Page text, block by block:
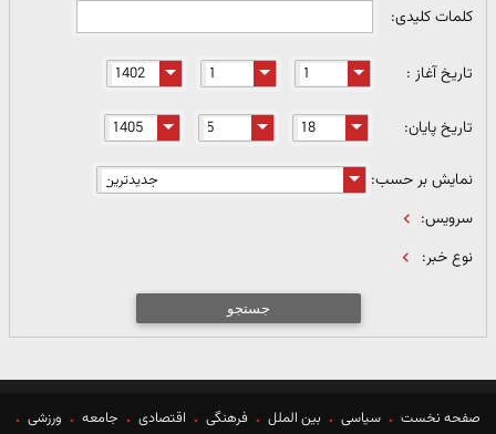
کلمات کلیدی:
تاریخ آغاز :
تاریخ پایان:
نمایش بر حسب:
سرویس:
نوع خبر:
جستجو
صفحه نخست سیاسی بین الملل فرهنگی اقتصادی جامعه
ورزشی